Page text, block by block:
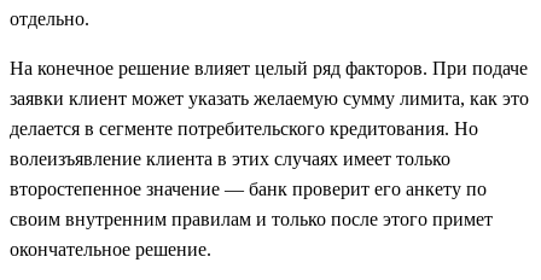
отдельно.
На конечное решение влияет целый ряд факторов. При подаче
заявки клиент может указать желаемую сумму лимита, как это
делается в сегменте потребительского кредитования. Но
волеизъявление клиента в этих случаях имеет только
второстепенное значение — банк проверит его анкету по
своим внутренним правилам и только после этого примет
окончательное решение.